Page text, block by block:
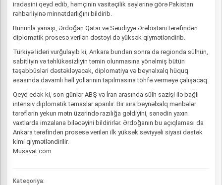
iradəsini qeyd edib, həmçinin vasitəçilik səylərinə görə Pakistan
rəhbərliyinə minnətdarlığını bildirib.
Bununla yanaşı, Ərdoğan Qatar və Səudiyyə Ərəbistanı tərəfindən
diplomatik prosesə verilən dəstəyi də yüksək qiymətləndirib.
Türkiyə lideri vurğulayıb ki, Ankara bundan sonra da regionda sülhün,
sabitliyin və təhlükəsizliyin təmin olunmasına yönəlmiş bütün
təşəbbüsləri dəstəkləyəcək, diplomatiya və beynəlxalq hüquq
əsasında davamlı həll yollarının tapılmasına töhfə verməyə çalışacaq.
Qeyd edək ki, son günlər ABŞ və İran arasında sülh sazişi ilə bağlı
intensiv diplomatik təmaslar aparılır. Bir sıra beynəlxalq mənbələr
tərəflərin yekun mətn üzərində razılığa gəldiyini, sənədin yaxın
vaxtlarda imzalana biləcəyini bildirirlər. Ərdoğanın bu açıqlaması da
Ankara tərəfindən prosesə verilən ilk yüksək səviyyəli siyasi dəstək
kimi qiymətləndirilir.
Musavat.com
Kateqoriya: